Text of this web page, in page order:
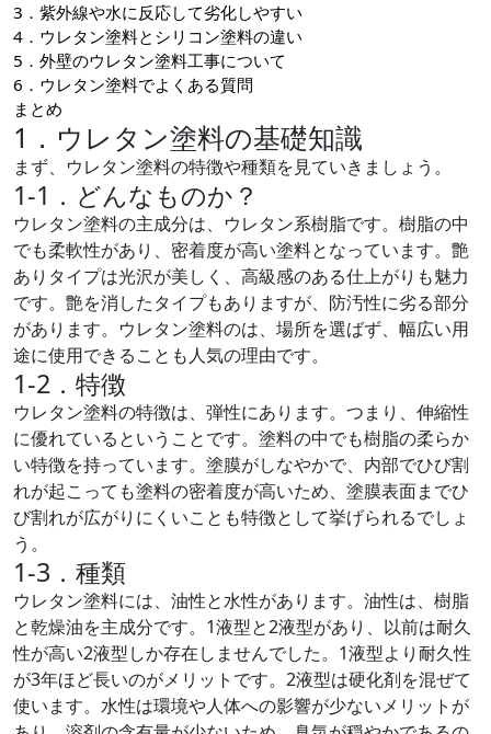
3．紫外線や水に反応して劣化しやすい
4．ウレタン塗料とシリコン塗料の違い
5．外壁のウレタン塗料工事について
6．ウレタン塗料でよくある質問
まとめ
1．ウレタン塗料の基礎知識
まず、ウレタン塗料の特徴や種類を見ていきましょう。
1-1．どんなものか？
ウレタン塗料の主成分は、ウレタン系樹脂です。樹脂の中
でも柔軟性があり、密着度が高い塗料となっています。艶
ありタイプは光沢が美しく、高級感のある仕上がりも魅力
です。艶を消したタイプもありますが、防汚性に劣る部分
があります。ウレタン塗料のは、場所を選ばず、幅広い用
途に使用できることも人気の理由です。
1-2．特徴
ウレタン塗料の特徴は、弾性にあります。つまり、伸縮性
に優れているということです。塗料の中でも樹脂の柔らか
い特徴を持っています。塗膜がしなやかで、内部でひび割
れが起こっても塗料の密着度が高いため、塗膜表面までひ
び割れが広がりにくいことも特徴として挙げられるでしょ
う。
1-3．種類
ウレタン塗料には、油性と水性があります。油性は、樹脂
と乾燥油を主成分です。1液型と2液型があり、以前は耐久
性が高い2液型しか存在しませんでした。1液型より耐久性
が3年ほど長いのがメリットです。2液型は硬化剤を混ぜて
使います。水性は環境や人体への影響が少ないメリットが